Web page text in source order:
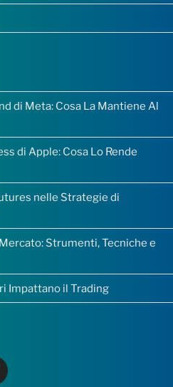
di Meta: Cosa La Mantiene Al
di Apple: Cosa Lo Rende
nelle Strategie di
Strumenti, Tecniche e
Impattano il Trading